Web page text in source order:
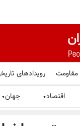
- ۹ مرداد ۱۴۰۵
مقاومت رویدادهای
اقتصاد▼ جهان▼